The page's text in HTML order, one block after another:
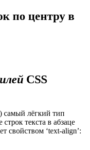
по центру в
CSS
самый лёгкий тип
текста в абзаце
свойством ‘text-align’: